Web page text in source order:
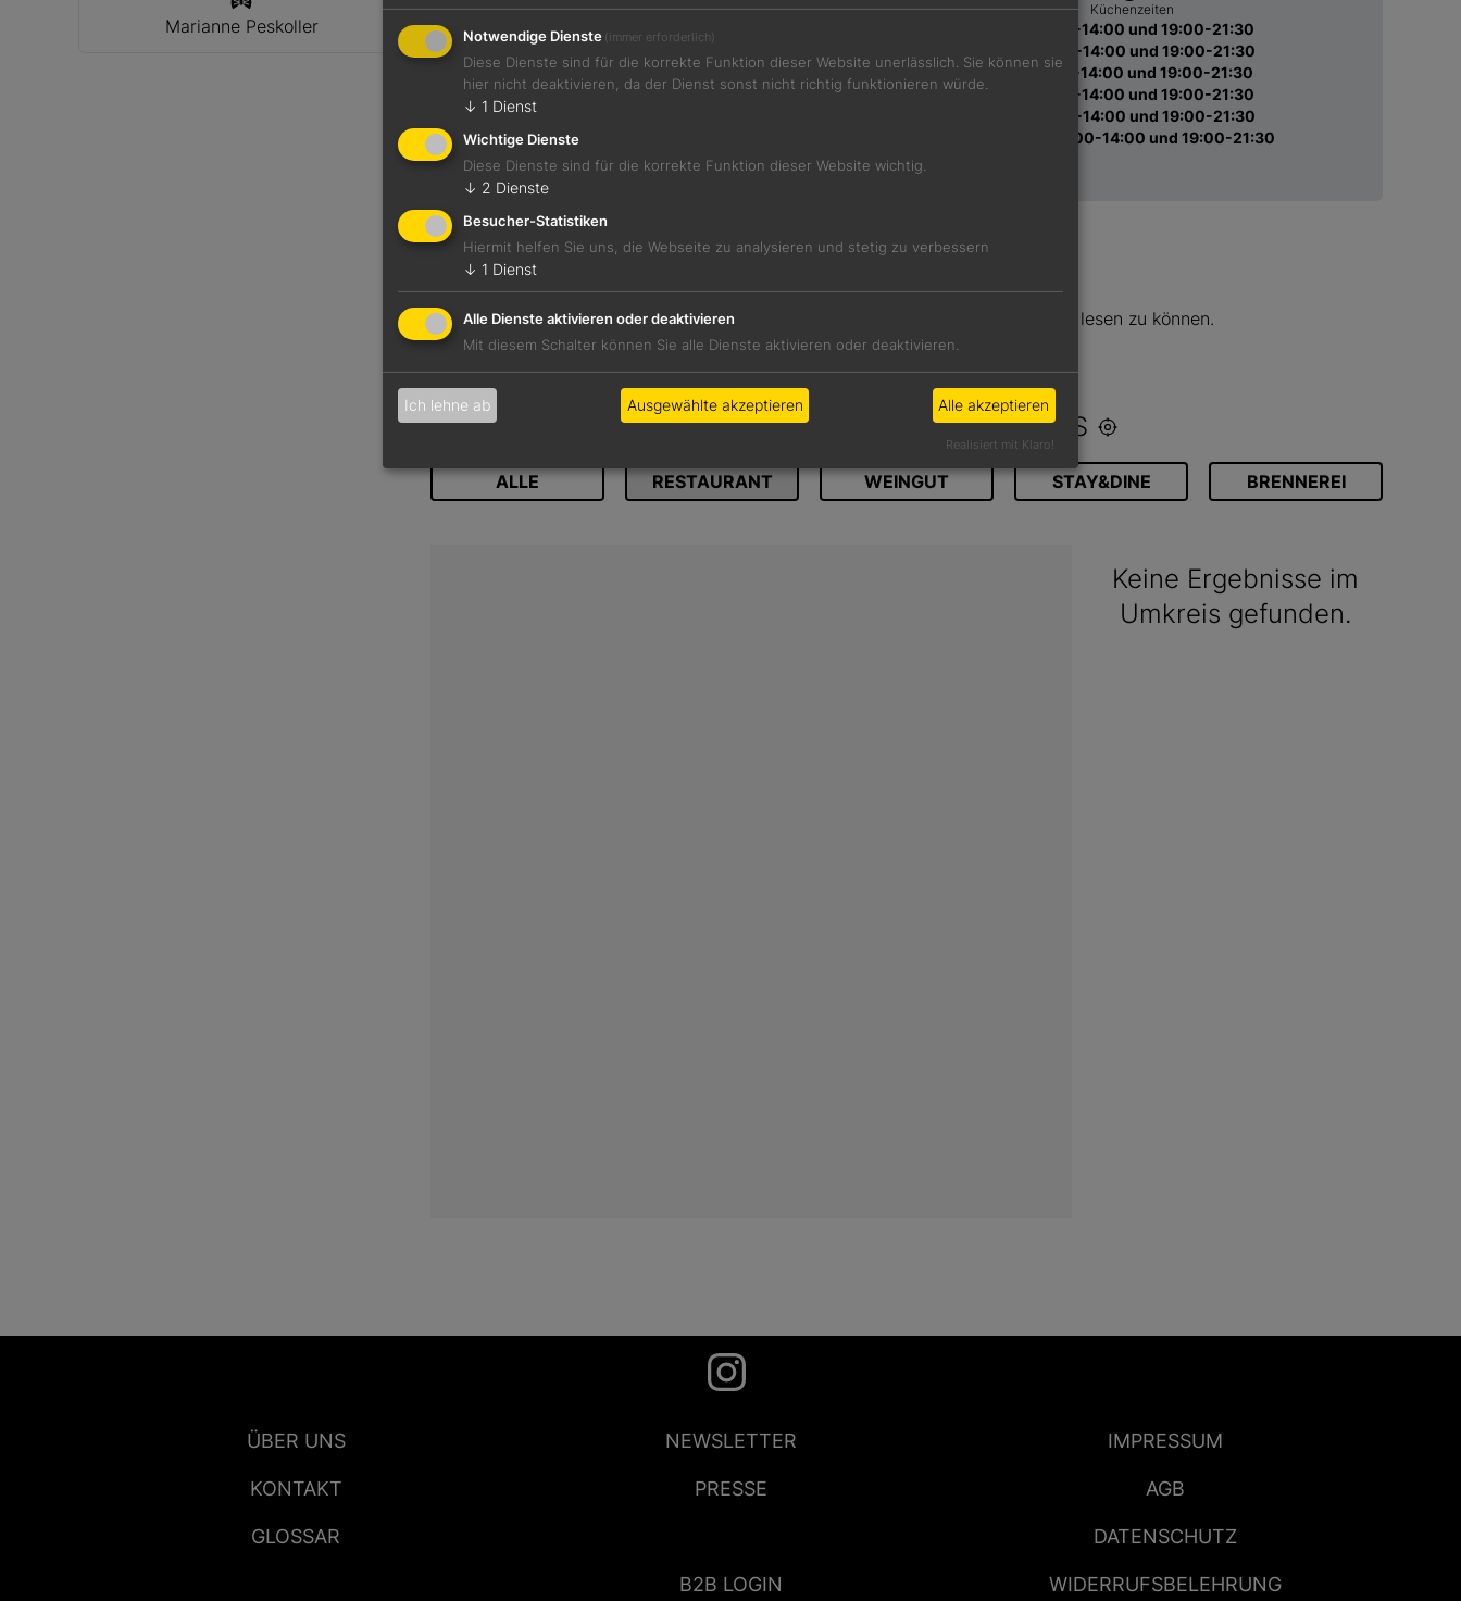
Marianne Peskoller
Öffnungszeiten
Mi 10:00-15:30 und 18:30-24:00
Fr 10:00-15:30 und 18:30-24:00
Sa 10:00-15:30 und 18:30-24:00
Feiertag 10:00-15:30 und 18:30-24:00
Küchenzeiten
Mi 12:00-14:00 und 19:00-21:30
Do 12:00-14:00 und 19:00-21:30
Fr 12:00-14:00 und 19:00-21:30
Sa 12:00-14:00 und 19:00-21:30
So 12:00-14:00 und 19:00-21:30
Feiertag 12:00-14:00 und 19:00-21:30
Werden Sie Circle-Member, um die vollständige Rezension lesen zu können.
Zu unserem Abomodel >>
WEITERE BETRIEBE IM UMKREIS
ALLE RESTAURANT WEINGUT STAY&DINE BRENNEREI
Keine Ergebnisse im
Umkreis gefunden.
ÜBER UNS NEWSLETTER IMPRESSUM
KONTAKT PRESSE AGB
GLOSSAR DATENSCHUTZ
B2B LOGIN WIDERRUFSBELEHRUNG
Notwendige Dienste (immer erforderlich)
Diese Dienste sind für die korrekte Funktion dieser Website unerlässlich. Sie können sie
hier nicht deaktivieren, da der Dienst sonst nicht richtig funktionieren würde.
↓ 1 Dienst
Wichtige Dienste
Diese Dienste sind für die korrekte Funktion dieser Website wichtig.
↓ 2 Dienste
Besucher-Statistiken
Hiermit helfen Sie uns, die Webseite zu analysieren und stetig zu verbessern
↓ 1 Dienst
Alle Dienste aktivieren oder deaktivieren
Mit diesem Schalter können Sie alle Dienste aktivieren oder deaktivieren.
Ich lehne ab Ausgewählte akzeptieren Alle akzeptieren
Realisiert mit Klaro!